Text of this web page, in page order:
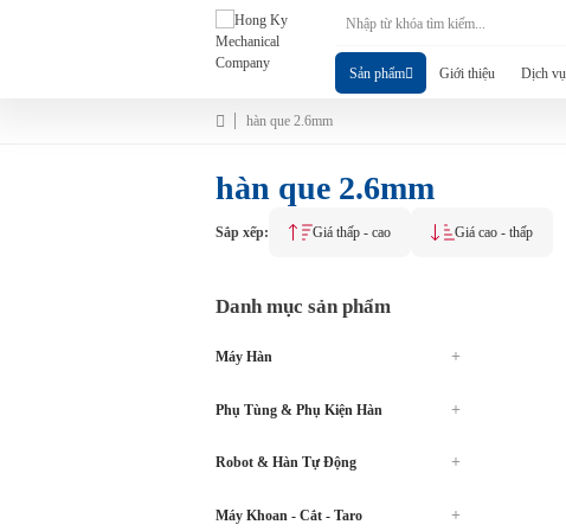
Sản phẩm Giới thiệu Dịch vụ
hàn que 2.6mm
hàn que 2.6mm
Sắp xếp: Giá thấp - cao Giá cao - thấp
Danh mục sản phẩm
Máy Hàn
Phụ Tùng & Phụ Kiện Hàn
Robot & Hàn Tự Động
Máy Khoan - Cắt - Taro